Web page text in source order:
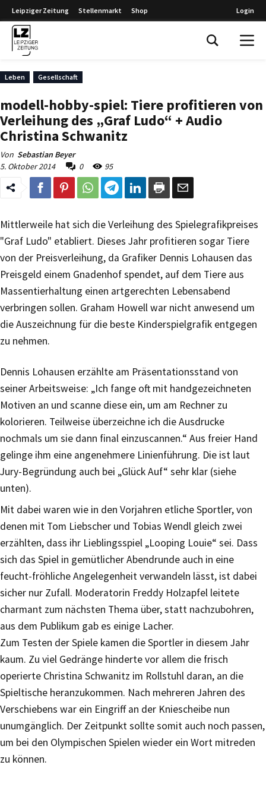
Leipziger Zeitung Stellenmarkt Shop Login
Leben Gesellschaft
modell-hobby-spiel: Tiere profitieren von
Verleihung des „Graf Ludo“ + Audio
Christina Schwanitz
Von Sebastian Beyer
5. Oktober 2014
0 95
Mittlerweile hat sich die Verleihung des Spielegrafikpreises
"Graf Ludo" etabliert. Dieses Jahr profitieren sogar Tiere
von der Preisverleihung, da Grafiker Dennis Lohausen das
Preisgeld einem Gnadenhof spendet, auf dem Tiere aus
Massentierhaltung einen artgerechten Lebensabend
verbringen sollen. Graham Howell war nicht anwesend um
die Auszeichnung für die beste Kinderspielgrafik entgegen
zu nehmen.
Dennis Lohausen erzählte am Präsentationsstand von
seiner Arbeitsweise: „Ich fange oft mit handgezeichneten
Motiven an und scanne diese ein, um am Rechner zu
kolorieren. Teilweise überzeichne ich die Ausdrucke
nochmals um sie dann final einzuscannen.“ Aus freier Hand
gelinge ihm eine angenehmere Linienführung. Die ist laut
Jury-Begründung auch bei „Glück Auf“ sehr klar (siehe
unten).
Mit dabei waren wie in den Vorjahren etliche Sportler, von
denen mit Tom Liebscher und Tobias Wendl gleich zwei
erzählten, dass ihr Lieblingsspiel „Looping Louie“ sei. Dass
sich das Spiel in gemütlicher Abendrunde auch in eine
feucht-fröhliche Angelegenheit verwandeln lässt, ist dabei
sicher nur Zufall. Moderatorin Freddy Holzapfel leitete
charmant zum nächsten Thema über, statt nachzubohren,
aus dem Publikum gab es einige Lacher.
Zum Testen der Spiele kamen die Sportler in diesem Jahr
kaum. Zu viel Gedränge hinderte vor allem die frisch
operierte Christina Schwanitz im Rollstuhl daran, an die
Spieltische heranzukommen. Nach mehreren Jahren des
Verschiebens war ein Eingriff an der Kniescheibe nun
unumgänglich. Der Zeitpunkt sollte somit auch noch passen,
um bei den Olympischen Spielen wieder ein Wort mitreden
zu können.